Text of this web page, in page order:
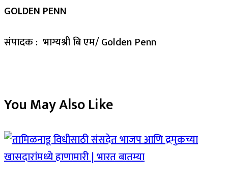
GOLDEN PENN
संपादक : भाग्यश्री बि एम/ Golden Penn
You May Also Like